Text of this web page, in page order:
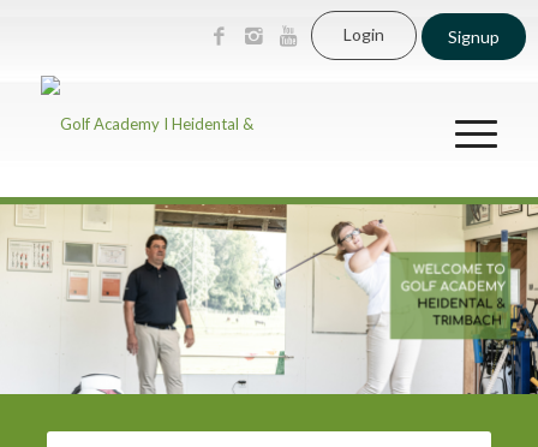
Login Signup